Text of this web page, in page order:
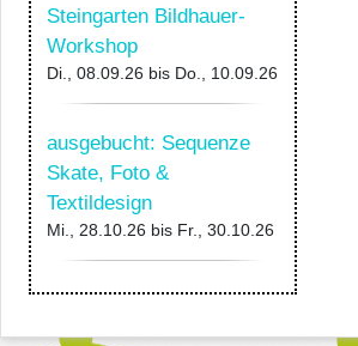
Steingarten Bildhauer-
Workshop
Di., 08.09.26 bis Do., 10.09.26
ausgebucht: Sequenze
Skate, Foto &
Textildesign
Mi., 28.10.26 bis Fr., 30.10.26